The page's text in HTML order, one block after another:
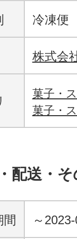
冷凍便
株式会
菓子・
菓子・
配送・そ
間 ～